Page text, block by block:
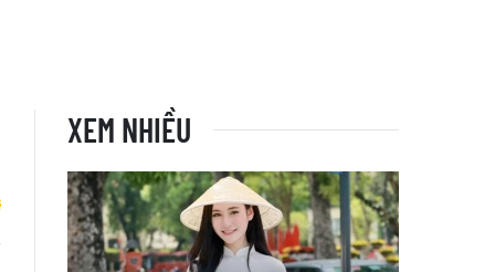
XEM NHIỀU